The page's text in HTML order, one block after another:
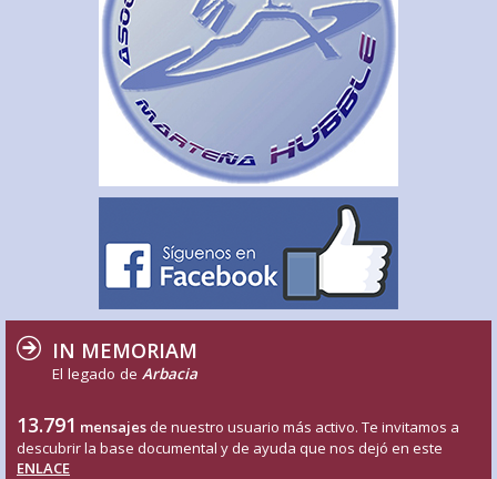
IN MEMORIAM
El legado de Arbacia
13.791 mensajes de nuestro usuario más activo. Te invitamos a
descubrir la base documental y de ayuda que nos dejó en este
ENLACE